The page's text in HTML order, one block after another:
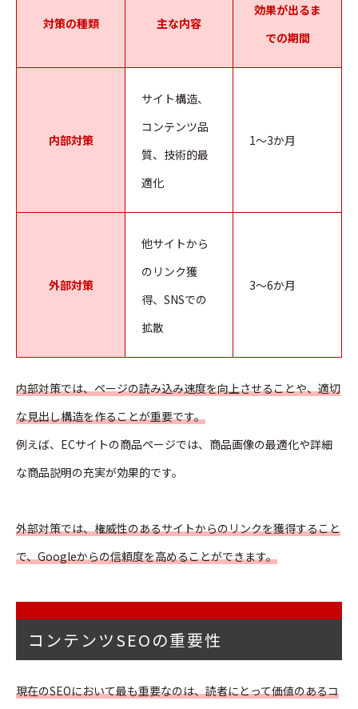
対策の種類 主な内容
効果が出るま
での期間
内部対策
サイト構造、
コンテンツ品
質、技術的最
適化
1～3か月
外部対策
他サイトから
のリンク獲
得、SNSでの
拡散
3～6か月
内部対策では、ページの読み込み速度を向上させることや、適切
な見出し構造を作ることが重要です。
例えば、ECサイトの商品ページでは、商品画像の最適化や詳細
な商品説明の充実が効果的です。
外部対策では、権威性のあるサイトからのリンクを獲得すること
で、Googleからの信頼度を高めることができます。
コンテンツSEOの重要性
現在のSEOにおいて最も重要なのは、読者にとって価値のあるコ